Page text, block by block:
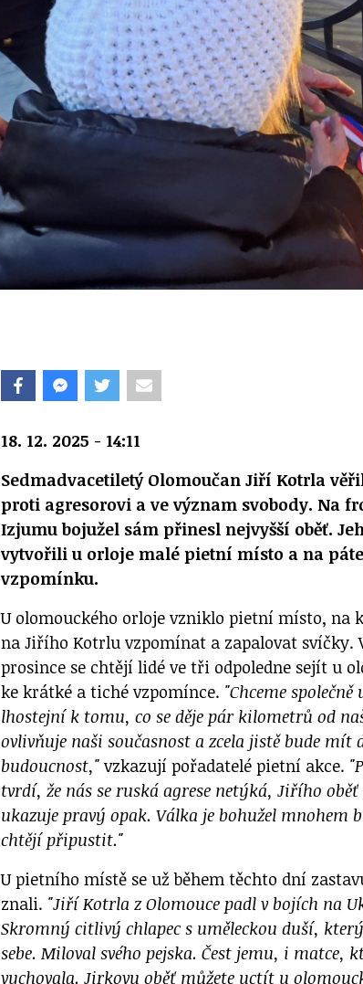
18. 12. 2025 - 14:11
Sedmadvacetiletý Olomoučan Jiří Kotrla
proti agresorovi a ve význam svobody. Na
Izjumu bojužel sám přinesl nejvyšší oběť.
vytvořili u orloje malé pietní místo a na
vzpomínku.
U olomouckého orloje vzniklo pietní místo, na
na Jiřího Kotrlu vzpomínat a zapalovat svíčky.
prosince se chtějí lidé ve tři odpoledne sejít u
ke krátké a tiché vzpomínce. "Chceme
lhostejní k tomu, co se děje pár kilometrů od
ovlivňuje naši současnost a zcela jistě bude mít
budoucnost," vzkazují pořadatelé pietní akce.
tvrdí, že nás se ruská agrese netýká, Jiřího
ukazuje pravý opak. Válka je bohužel mnohem
chtějí připustit."
U pietního místě se už během těchto dní
znali. "Jiří Kotrla z Olomouce padl v bojích na
Skromný citlivý chlapec s uměleckou duší,
sebe. Miloval svého pejska. Čest jemu, i matce,
vychovala. Jirkovu oběť můžete uctít u